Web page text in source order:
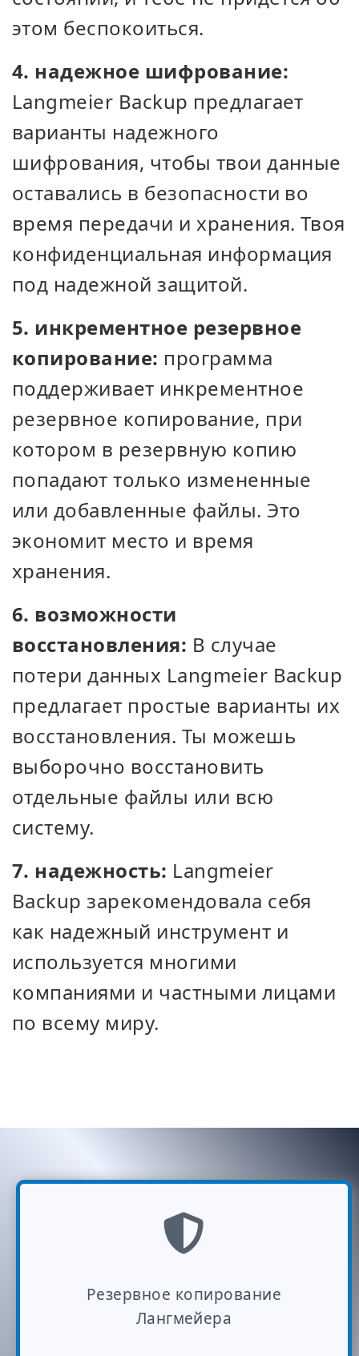
этом беспокоиться.
4. надежное шифрование:
Langmeier Backup предлагает
варианты надежного
шифрования, чтобы твои данные
оставались в безопасности во
время передачи и хранения. Твоя
конфиденциальная информация
под надежной защитой.
5. инкрементное резервное
копирование: программа
поддерживает инкрементное
резервное копирование, при
котором в резервную копию
попадают только измененные
или добавленные файлы. Это
экономит место и время
хранения.
6. возможности
восстановления: В случае
потери данных Langmeier Backup
предлагает простые варианты их
восстановления. Ты можешь
выборочно восстановить
отдельные файлы или всю
систему.
7. надежность: Langmeier
Backup зарекомендовала себя
как надежный инструмент и
используется многими
компаниями и частными лицами
по всему миру.
Резервное копирование
Лангмейера